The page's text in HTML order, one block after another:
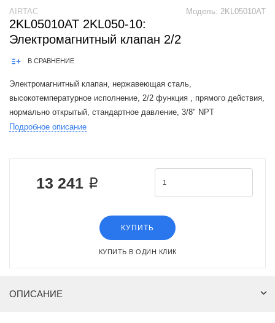
Модель: 2KL05010AT
AIRTAC
2KL05010AT 2KL050-10:
Электромагнитный клапан 2/2
В СРАВНЕНИЕ
Электромагнитный клапан, нержавеющая сталь,
высокотемпературное исполнение, 2/2 функция , прямого действия,
нормально открытый, стандартное давление, 3/8" NPT
присоеденительная резьба, AC220V, штекерная розетка
Подробное описание
13 241 ₽
КУПИТЬ
КУПИТЬ В ОДИН КЛИК
ОПИСАНИЕ